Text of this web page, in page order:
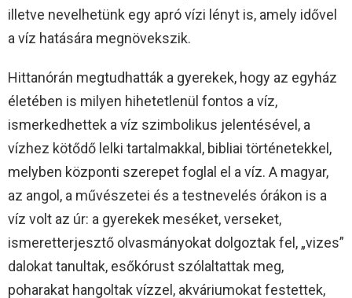
illetve nevelhetünk egy apró vízi lényt is, amely idővel
a víz hatására megnövekszik.
Hittanórán megtudhatták a gyerekek, hogy az egyház
életében is milyen hihetetlenül fontos a víz,
ismerkedhettek a víz szimbolikus jelentésével, a
vízhez kötődő lelki tartalmakkal, bibliai történetekkel,
melyben központi szerepet foglal el a víz. A magyar,
az angol, a művészetei és a testnevelés órákon is a
víz volt az úr: a gyerekek meséket, verseket,
ismeretterjesztő olvasmányokat dolgoztak fel, „vizes”
dalokat tanultak, esőkórust szólaltattak meg,
poharakat hangoltak vízzel, akváriumokat festettek,